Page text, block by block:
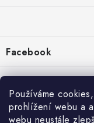
Používáme
prohlížení webu a
webu neustále
a
í
Facebook
Vše o nákupu